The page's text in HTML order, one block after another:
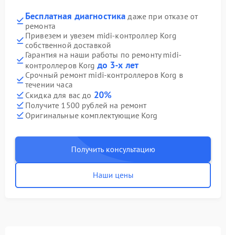
Бесплатная диагностика даже при отказе от
ремонта
Привезем и увезем midi-контроллер Korg
собственной доставкой
Гарантия на наши работы по ремонту midi-
контроллеров Korg до 3-х лет
Срочный ремонт midi-контроллеров Korg в
течении часа
Скидка для вас до 20%
Получите 1500 рублей на ремонт
Оригинальные комплектующие Korg
Получить консультацию
Наши цены